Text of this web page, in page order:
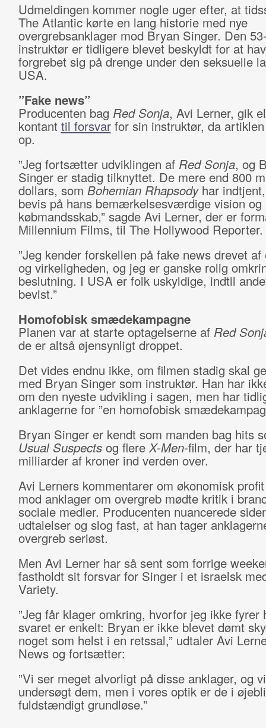
Udmeldingen kommer nogle uger efter, at
The Atlantic kørte en lang historie med nye
overgrebsanklager mod Bryan Singer. Den
instruktør er tidligere blevet beskyldt for at
forgrebet sig på drenge under den seksuelle
USA.
”Fake news”
Producenten bag Red Sonja, Avi Lerner, gik
kontant til forsvarfor sin instruktør, da
op.
”Jeg fortsætter udviklingen af Red Sonja, og
Singer er stadig tilknyttet. De mere end 800
dollars, som Bohemian Rhapsodyhar
bevis på hans bemærkelsesværdige vision og
købmandsskab,” sagde Avi Lerner, der er
Millennium Films, til The Hollywood Reporter.
”Jeg kender forskellen på fake news drevet af
og virkeligheden, og jeg er ganske rolig
beslutning. I USA er folk uskyldige, indtil
bevist.”
Homofobisk smædekampagne
Planen var at starte optagelserne af Red
de er altså øjensynligt droppet.
Det vides endnu ikke, om filmen stadig skal
med Bryan Singer som instruktør. Han har
om den nyeste udvikling i sagen, men har
anklagerne for ”en homofobisk
Bryan Singer er kendt som manden bag hits
Usual Suspectsog flereX-Men-film, der har
milliarder af kroner ind verden over.
Avi Lerners kommentarer om økonomisk
mod anklager om overgreb mødte kritik i
sociale medier. Producenten nuancerede
udtalelser og slog fast, at han tager
overgreb seriøst.
Men Avi Lerner har så sent som forrige
fastholdt sit forsvar for Singer i et israelsk
Variety.
”Jeg får klager omkring, hvorfor jeg ikke fyrer
svaret er enkelt: Bryan er ikke blevet dømt
noget som helst i en retssal,” udtaler Avi
News og fortsætter:
”Vi ser meget alvorligt på disse anklager, og
undersøgt dem, men i vores optik er de i
fuldstændigt grundløse.”